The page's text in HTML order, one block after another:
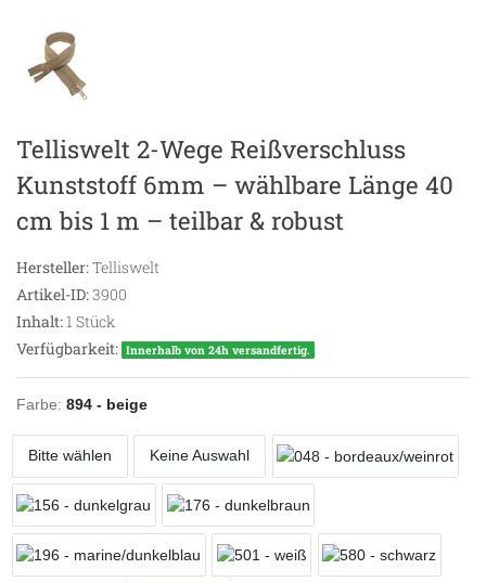
Telliswelt 2-Wege Reißverschluss
Kunststoff 6mm – wählbare Länge 40
cm bis 1 m – teilbar & robust
Hersteller:Telliswelt
Artikel-ID:3900
Inhalt:1 Stück
Verfügbarkeit: Innerhalb von 24h versandfertig.
Farbe: 894 - beige
Bitte wählen Keine Auswahl